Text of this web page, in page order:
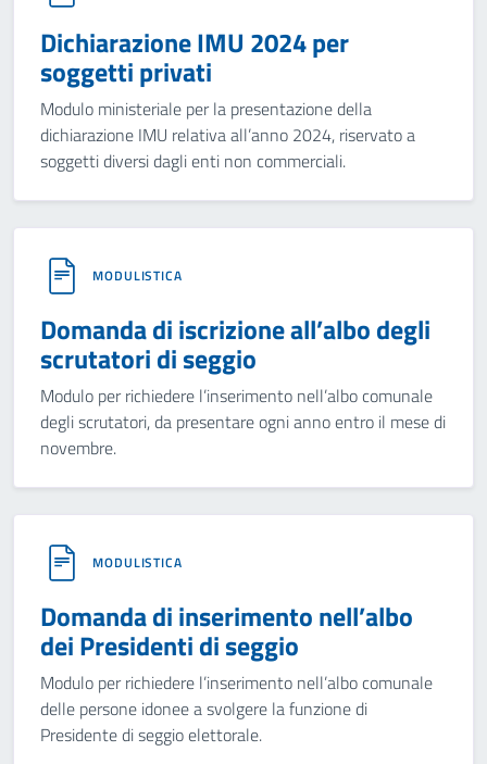
Dichiarazione IMU 2024 per
soggetti privati
Modulo ministeriale per la presentazione della
dichiarazione IMU relativa all’anno 2024, riservato a
soggetti diversi dagli enti non commerciali.
MODULISTICA
Domanda di iscrizione all’albo degli
scrutatori di seggio
Modulo per richiedere l’inserimento nell’albo comunale
degli scrutatori, da presentare ogni anno entro il mese di
novembre.
MODULISTICA
Domanda di inserimento nell’albo
dei Presidenti di seggio
Modulo per richiedere l’inserimento nell’albo comunale
delle persone idonee a svolgere la funzione di
Presidente di seggio elettorale.